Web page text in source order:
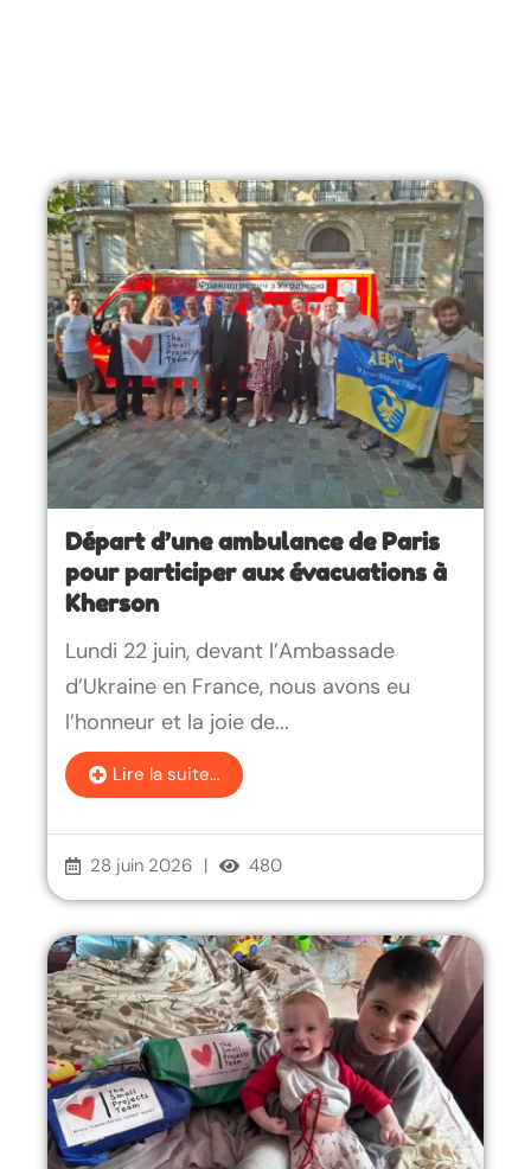
Départ d’une ambulance de Paris
pour participer aux évacuations à
Kherson
28 juin 2026 | 480
Lundi 22 juin, devant l’Ambassade
d’Ukraine en France, nous avons eu
l’honneur et la joie de...
Lire la suite…